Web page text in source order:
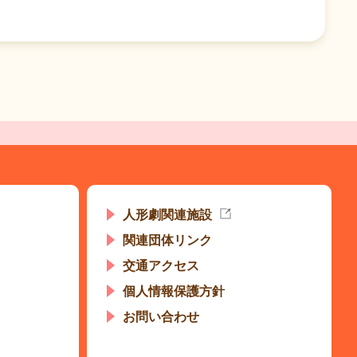
人形劇関連施設
関連団体リンク
交通アクセス
個人情報保護方針
お問い合わせ